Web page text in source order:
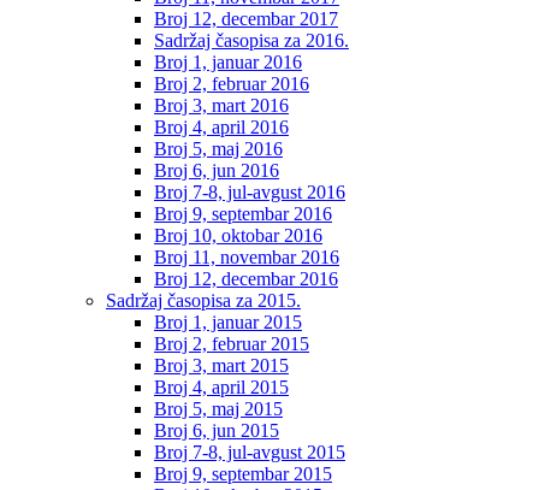
Broj 12, decembar 2017
Sadržaj časopisa za 2016.
Broj 1, januar 2016
Broj 2, februar 2016
Broj 3, mart 2016
Broj 4, april 2016
Broj 5, maj 2016
Broj 6, jun 2016
Broj 7-8, jul-avgust 2016
Broj 9, septembar 2016
Broj 10, oktobar 2016
Broj 11, novembar 2016
Broj 12, decembar 2016
Sadržaj časopisa za 2015.
Broj 1, januar 2015
Broj 2, februar 2015
Broj 3, mart 2015
Broj 4, april 2015
Broj 5, maj 2015
Broj 6, jun 2015
Broj 7-8, jul-avgust 2015
Broj 9, septembar 2015